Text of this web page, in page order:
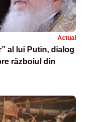
Actual
al lui Putin, dialog
războiul din